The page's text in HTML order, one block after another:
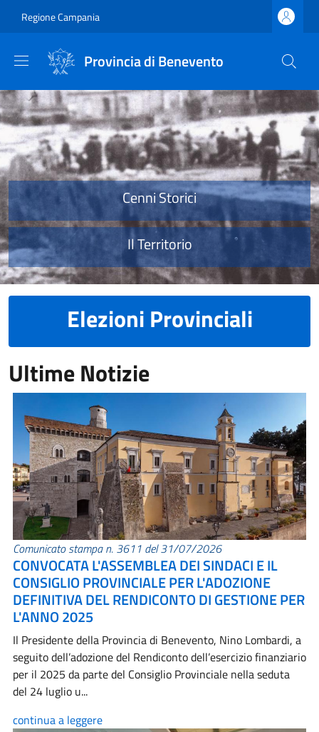
Regione Campania
Provincia di Benevento
Provincia di Benevento
Cenni Storici
Il Territorio
Elezioni Provinciali
Ultime Notizie
Comunicato stampa n. 3611 del 31/07/2026
CONVOCATA L'ASSEMBLEA DEI SINDACI E IL
CONSIGLIO PROVINCIALE PER L'ADOZIONE
DEFINITIVA DEL RENDICONTO DI GESTIONE PER
L'ANNO 2025
Il Presidente della Provincia di Benevento, Nino Lombardi, a
seguito dell’adozione del Rendiconto dell’esercizio finanziario
per il 2025 da parte del Consiglio Provinciale nella seduta
del 24 luglio u...
continua a leggere